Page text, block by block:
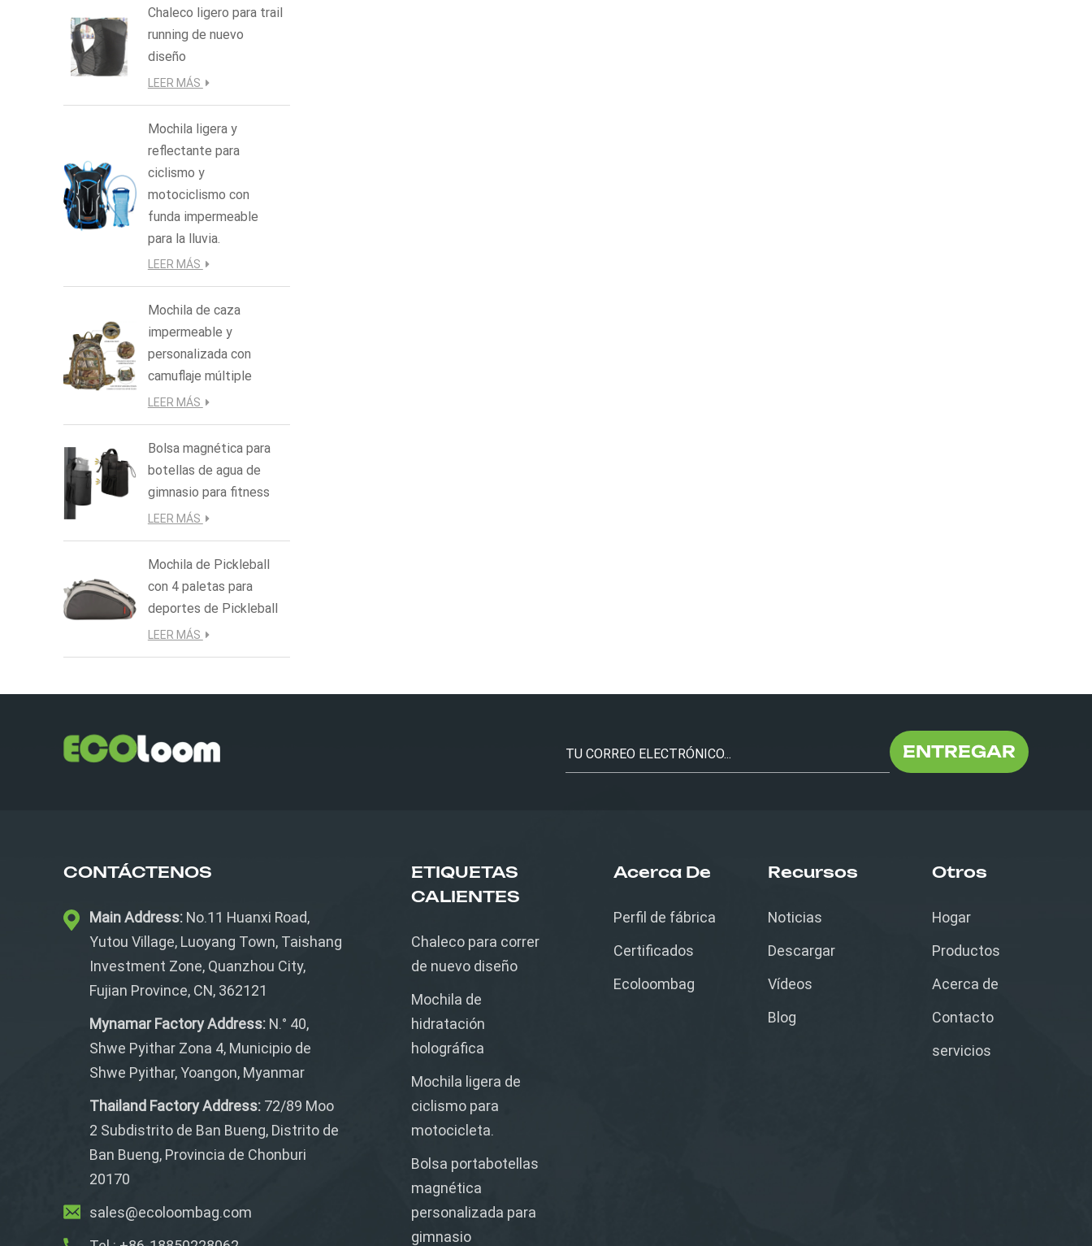
Chaleco ligero para trail
running de nuevo
diseño
LEER MÁS
Mochila ligera y
reflectante para
ciclismo y
motociclismo con
funda impermeable
para la lluvia.
LEER MÁS
Mochila de caza
impermeable y
personalizada con
camuflaje múltiple
LEER MÁS
Bolsa magnética para
botellas de agua de
gimnasio para fitness
LEER MÁS
Mochila de Pickleball
con 4 paletas para
deportes de Pickleball
LEER MÁS
ENTREGAR
CONTÁCTENOS
Main Address: No.11 Huanxi Road,
Yutou Village, Luoyang Town, Taishang
Investment Zone, Quanzhou City,
Fujian Province, CN, 362121
Mynamar Factory Address: N.° 40,
Shwe Pyithar Zona 4, Municipio de
Shwe Pyithar, Yoangon, Myanmar
Thailand Factory Address: 72/89 Moo
2 Subdistrito de Ban Bueng, Distrito de
Ban Bueng, Provincia de Chonburi
20170
sales@ecoloombag.com
ETIQUETAS
CALIENTES
Chaleco para correr
de nuevo diseño
Mochila de
hidratación
holográfica
Mochila ligera de
ciclismo para
motocicleta.
Bolsa portabotellas
magnética
personalizada para
gimnasio
Acerca De
Perfil de fábrica
Certificados
Ecoloombag
Recursos
Noticias
Descargar
Vídeos
Blog
Otros
Hogar
Productos
Acerca de
Contacto
servicios